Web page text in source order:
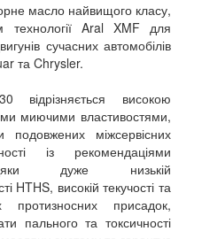
масло найвищого класу,
технології Aral XMF для
сучасних автомобілів
та Chrysler.
високою
миючими властивостями,
подовжених міжсервісних
із рекомендаціями
дуже низькій
HTHS, високій текучості та
протизносних присадок,
пального та токсичності